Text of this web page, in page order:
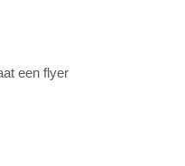
een flyer